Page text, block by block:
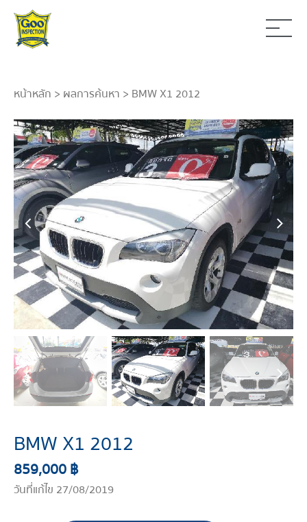
หน้าหลัก > ผลการค้นหา > BMW X1 2012
BMW X1 2012
859,000 ฿
วันที่แก้ไข 27/08/2019